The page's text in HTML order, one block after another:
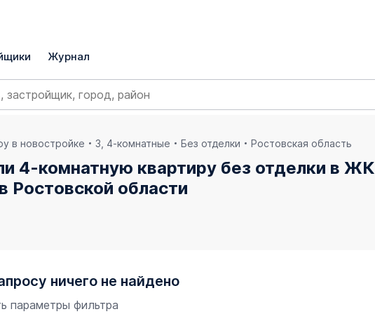
Журнал
в новостройке 3, 4-комнатные Без отделки Ростовская область
4-комнатную квартиру без отделки в ЖК
Ростовской области
ничего не найдено
параметры фильтра